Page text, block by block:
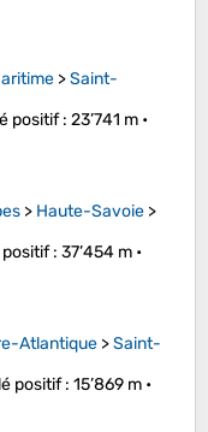
>Saint-
positif: 23’741 m •
> Haute-Savoie >
positif: 37’454 m •
Atlantique >Saint-
positif: 15’869 m •